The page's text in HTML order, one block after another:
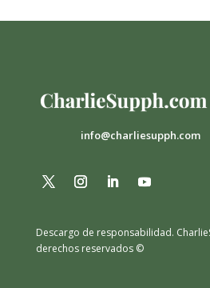
info@charliesupph.com
Descargo de responsabilidad.
derechos reservados ©